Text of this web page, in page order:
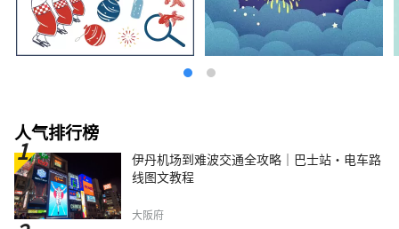
人气排行榜
伊丹机场到难波交通全攻略｜巴士站・电车路
线图文教程
大阪府